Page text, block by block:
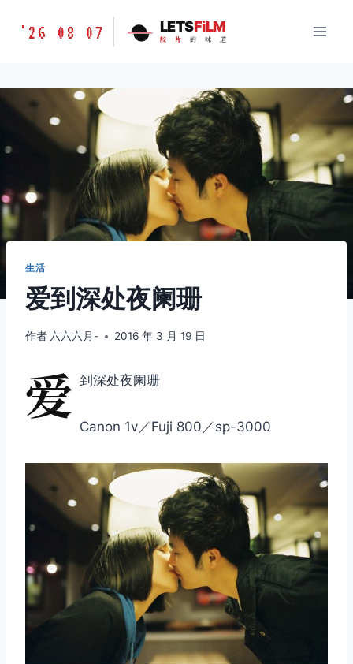
胶
味
道
LETSFILM
'26 08 07 LETSFiLM
胶 片 的 味 道
生活
爱到深处夜阑珊
作者六六六月- 2016 年 3 月 19 日
爱 到深处夜阑珊
Canon 1v／Fuji 800／sp-3000